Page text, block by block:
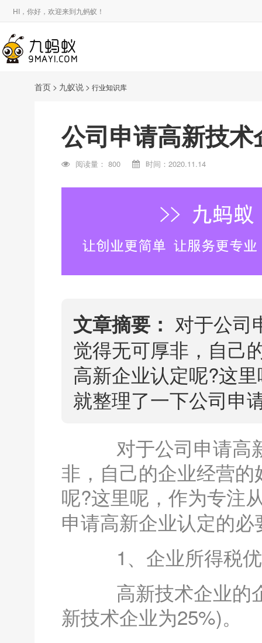
HI，你好，欢迎来到九蚂蚁！
首页 > 九蚁说 > 行业知识库
公司申请高新技
阅读量： 800 时间：2020.11.14
文章摘要： 对于公司
觉得无可厚非，自己
高新企业认定呢?这
就整理了一下公司申
对于公司申请高
非，自己的企业经营
呢?这里呢，作为专注
申请高新企业认定的必
1、企业所得税优
高新技术企业的
新技术企业为25%)。